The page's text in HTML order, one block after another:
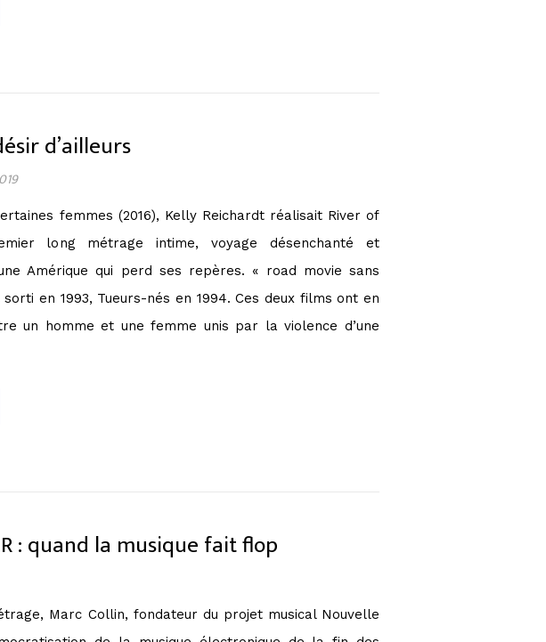
d’ailleurs
femmes (2016), Kelly Reichardt réalisait River of
long métrage intime, voyage désenchanté et
Amérique qui perd ses repères. « road movie sans
en 1993, Tueurs-nés en 1994. Ces deux films ont en
un homme et une femme unis par la violence d’une
: quand la musique fait flop
Marc Collin, fondateur du projet musical Nouvelle